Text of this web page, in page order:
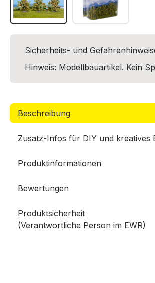
Sicherheits- und
Hinweis: Modellbauartikel. Kein
Beschreibung
Zusatz-Infos für DIY und kreatives
Produktinformationen
Bewertungen
Produktsicherheit
(Verantwortliche Person im EWR)